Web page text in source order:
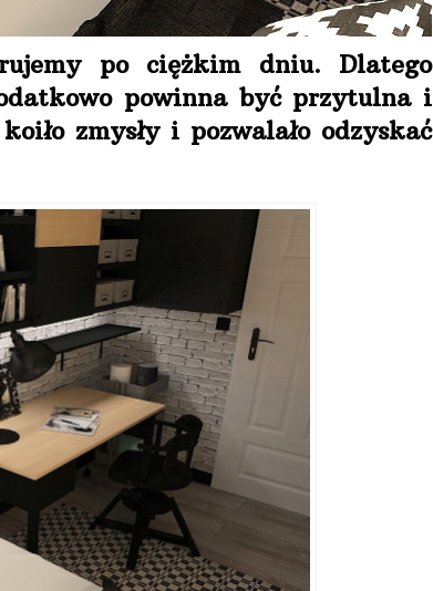
po ciężkim dniu. Dlatego
powinna być przytulna i
zmysły i pozwalało odzyskać